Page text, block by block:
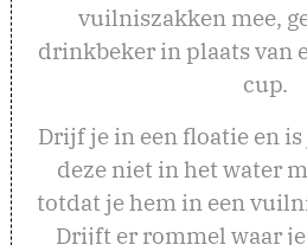
vuilniszakken mee,
drinkbeker in plaats van
cup.
Drijf je in een floatie en is
deze niet in het water
totdat je hem in een
Drijft er rommel waar